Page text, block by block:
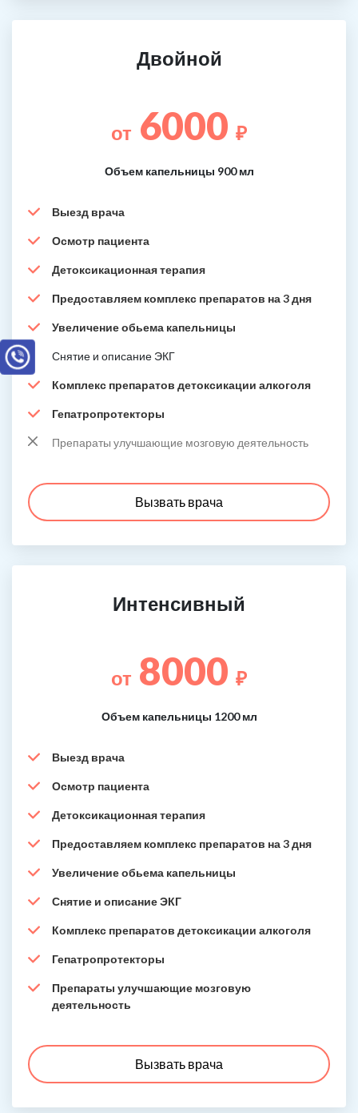
Двойной
от 6000 ₽
Объем капельницы 900 мл
Выезд врача
Осмотр пациента
Детоксикационная терапия
Предоставляем комплекс препаратов на 3 дня
Увеличение обьема капельницы
Снятие и описание ЭКГ
Комплекс препаратов детоксикации алкоголя
Гепатропротекторы
Препараты улучшающие мозговую деятельность
Вызвать врача
Интенсивный
от 8000 ₽
Объем капельницы 1200 мл
Выезд врача
Осмотр пациента
Детоксикационная терапия
Предоставляем комплекс препаратов на 3 дня
Увеличение обьема капельницы
Снятие и описание ЭКГ
Комплекс препаратов детоксикации алкоголя
Гепатропротекторы
Препараты улучшающие мозговую
деятельность
Вызвать врача